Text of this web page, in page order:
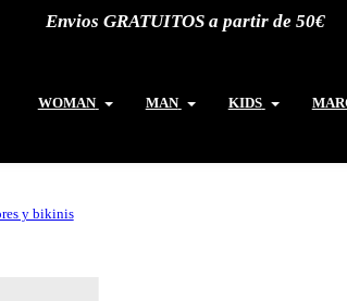
Envios GRATUITOS a partir de 50€
WOMAN MAN KIDS
y bikinis